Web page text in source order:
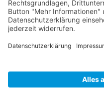
HOTLINE
PURELINK.DE
MARKEN